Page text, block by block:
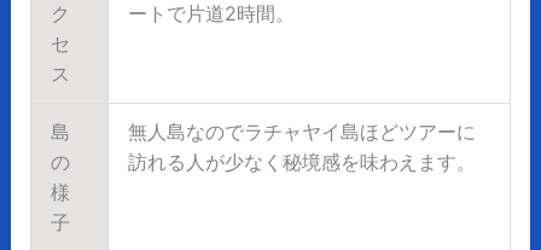
ク
セ
ス
ートで片道2時間。
島
の
様
子
無人島なのでラチャヤイ島ほどツアーに
訪れる人が少なく秘境感を味わえます。